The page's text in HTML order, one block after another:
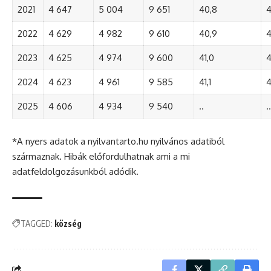
2021 4 647 5 004 9 651 40,8
2022 4 629 4 982 9 610 40,9
2023 4 625 4 974 9 600 41,0
2024 4 623 4 961 9 585 41,1
2025 4 606 4 934 9 540 .. ..
*A nyers adatok a nyilvantarto.hu nyilvános adatiból
származnak. Hibák előfordulhatnak ami a mi
adatfeldolgozásunkból adódik.
TAGGED: község